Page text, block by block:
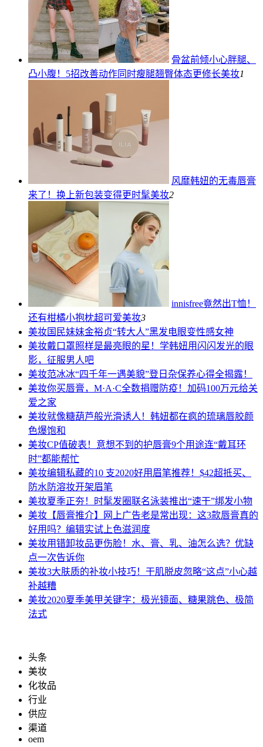
骨盆前倾小心胖腿、
凸小腹！5招改善动作同时瘦腿翘臀体态更修长美妆1
风靡韩妞的无毒唇膏
来了！换上新包装变得更时髦美妆2
innisfree竟然出T恤！
还有柑橘小抱枕超可爱美妆3
美妆国民妹妹金裕贞“转大人”黑发电眼变性感女神
美妆戴口罩照样是最亮眼的星！学韩妞用闪闪发光的眼
影，征服男人吧
美妆范冰冰“四千年一遇美貌”登日杂保养心得全揭露！
美妆你买唇膏，M·A·C全数捐赠防疫！加码100万元给关
爱之家
美妆就像糖葫芦般光滑诱人！韩妞都在疯的琉璃唇胶颜
色爆饱和
美妆CP值破表！意想不到的护唇膏9个用途连“戴耳环
时”都能帮忙
美妆编辑私藏的10 支2020好用眉笔推荐！$42超抵买、
防水防溶妆开架眉笔
美妆夏季正夯！时髦发圈联名泳装推出“速干”绑发小物
美妆 【唇膏推介】网上广告老是常出现：这3款唇膏真的
好用吗？编辑实试上色滋润度
美妆用错卸妆品更伤脸！水、膏、乳、油怎么选？优缺
点一次告诉你
美妆3大肤质的补妆小技巧！干肌脱皮忽略“这点”小心越
补越糟
美妆2020夏季美甲关键字：极光镜面、糖果跳色、极简
法式
头条
美妆
化妆品
行业
供应
渠道
oem